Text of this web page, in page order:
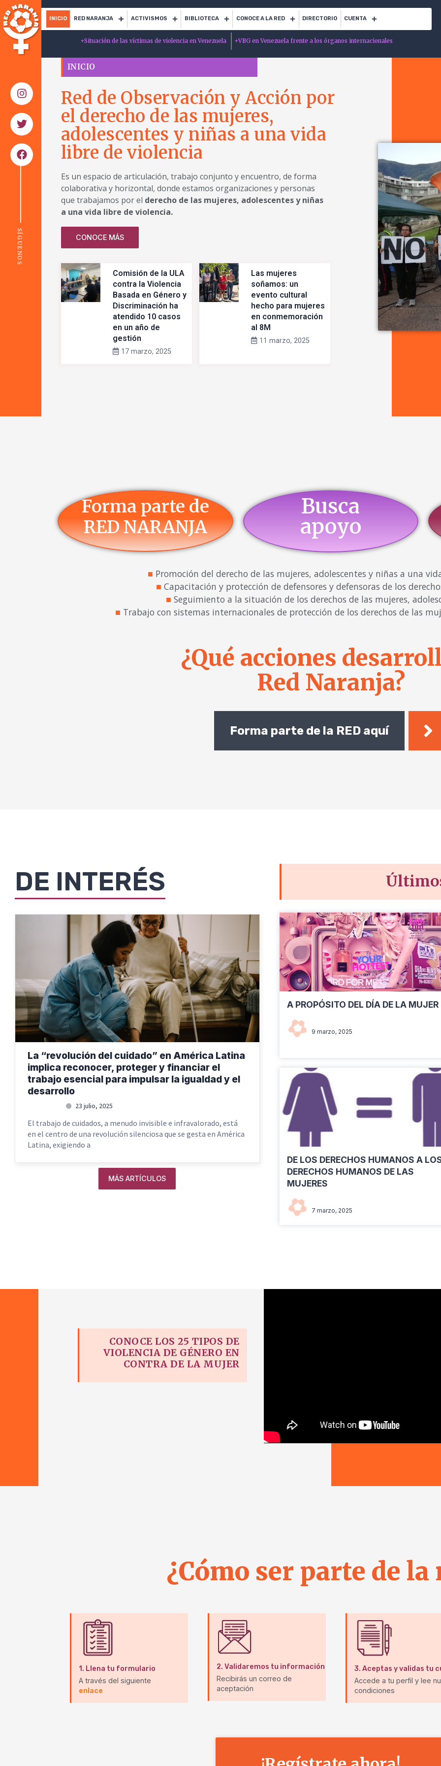
INICIO RED NARANJA ACTIVISMOS BIBLIOTECA CONOCE A LA RED DIRECTORIO CUENTA
+Situación de las víctimas de violencia en Venezuela +VBG en Venezuela frente a los órganos internacionales
SÍGUENOS
INICIO
Red de Observación y Acción por
el derecho de las mujeres,
adolescentes y niñas a una vida
libre de violencia
Es un espacio de articulación, trabajo conjunto y encuentro, de forma
colaborativa y horizontal, donde estamos organizaciones y personas
que trabajamos por el derecho de las mujeres, adolescentes y niñas
a una vida libre de violencia.
CONOCE MÁS
Comisión de la ULA
contra la Violencia
Basada en Género y
Discriminación ha
atendido 10 casos
en un año de
gestión
17 marzo, 2025
Las mujeres
soñamos: un
evento cultural
hecho para mujeres
en conmemoración
al 8M
11 marzo, 2025
Forma parte de
RED NARANJA
Busca
apoyo
■ Promoción del derecho de las mujeres, adolescentes y niñas a una
■ Capacitación y protección de defensores y defensoras de los
■ Seguimiento a la situación de los derechos de las mujeres,
■ Trabajo con sistemas internacionales de protección de los derechos de las
¿Qué acciones
Red Naranja?
Forma parte de la RED aquí
DE INTERÉS
La “revolución del cuidado” en América Latina
implica reconocer, proteger y financiar el
trabajo esencial para impulsar la igualdad y el
desarrollo
23 julio, 2025
El trabajo de cuidados, a menudo invisible e infravalorado, está
en el centro de una revolución silenciosa que se gesta en América
Latina, exigiendo a
MÁS ARTÍCULOS
A PROPÓSITO DEL DÍA DE LA MUJER
9 marzo, 2025
DE LOS DERECHOS HUMANOS A
DERECHOS HUMANOS DE LAS
MUJERES
7 marzo, 2025
CONOCE LOS 25 TIPOS DE
VIOLENCIA DE GÉNERO EN
CONTRA DE LA MUJER
¿Cómo ser parte de la
1. Llena tu formulario
A través del siguiente
enlace
2. Validaremos tu información
Recibirás un correo de
aceptación
3. Aceptas y validas tu
Accede a tu perfil y lee
condiciones